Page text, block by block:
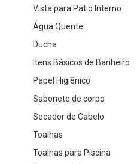
Vista para Pátio Interno
Água Quente
Ducha
Itens Básicos de Banheiro
Papel Higiênico
Sabonete de corpo
Secador de Cabelo
Toalhas
Toalhas para Piscina